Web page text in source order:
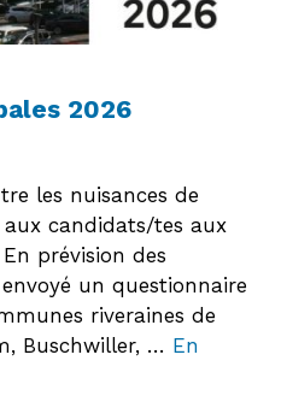
2026
les nuisances de
aux candidats/tes aux
prévision des
un questionnaire
riveraines de
Buschwiller, … En